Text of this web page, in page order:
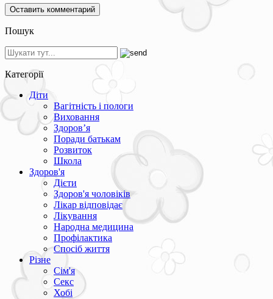
Пошук
Категорії
Діти
Вагітність і пологи
Виховання
Здоров’я
Поради батькам
Розвиток
Школа
Здоров'я
Дієти
Здоров'я чоловіків
Лікар відповідає
Лікування
Народна медицина
Профілактика
Спосіб життя
Різне
Сім'я
Секс
Хобі